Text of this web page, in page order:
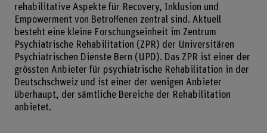
rehabilitative Aspekte für Recovery, Inklusion und
Empowerment von Betroffenen zentral sind. Aktuell
besteht eine kleine Forschungseinheit im Zentrum
Psychiatrische Rehabilitation (ZPR) der Universitären
Psychiatrischen Dienste Bern (UPD). Das ZPR ist einer der
grössten Anbieter für psychiatrische Rehabilitation in der
Deutschschweiz und ist einer der wenigen Anbieter
überhaupt, der sämtliche Bereiche der Rehabilitation
anbietet.